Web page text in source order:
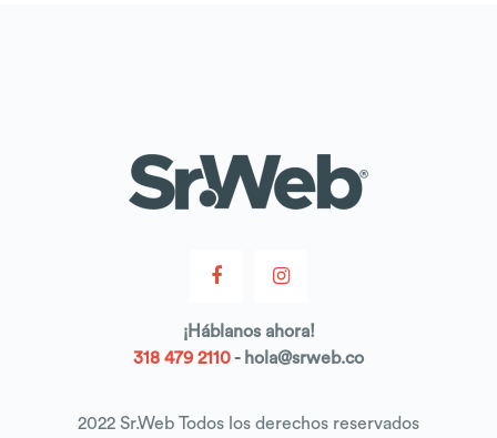
¡Háblanosahora!
318 479 2110- hola@srweb.co
2022 Sr.Web Todos los derechos reservados